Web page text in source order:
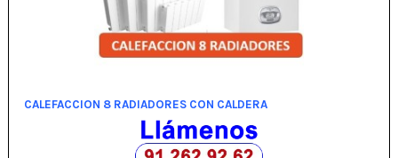
CALEFACCION 8 RADIADORES CON CALDERA